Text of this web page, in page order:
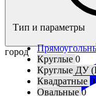
город
Тип и параметры
Круглые 0
Круглые ДУ
Квадратные 0
Овальные 0